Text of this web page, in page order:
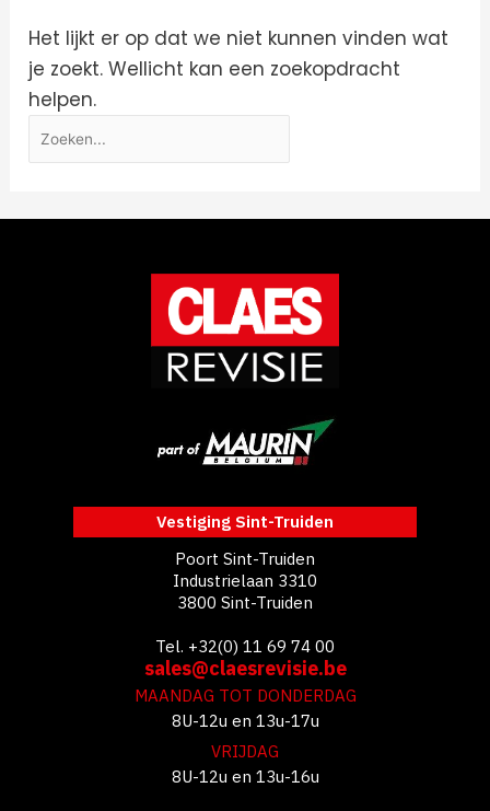
Het lijkt er op dat we niet kunnen vinden wat
je zoekt. Wellicht kan een zoekopdracht
helpen.
Vestiging Sint-Truiden
Poort Sint-Truiden
Industrielaan 3310
3800 Sint-Truiden
Tel. +32(0) 11 69 74 00
sales@claesrevisie.be
MAANDAG TOT DONDERDAG
8U-12u en 13u-17u
VRIJDAG
8U-12u en 13u-16u